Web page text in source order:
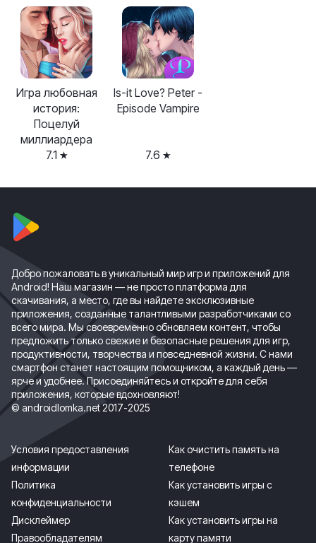
Игра любовная
история:
Поцелуй
миллиардера
7.1
Is-it Love? Peter -
Episode Vampire
7.6
Добро пожаловать в уникальный мир игр и приложений для
Android! Наш магазин — не просто платформа для
скачивания, а место, где вы найдете эксклюзивные
приложения, созданные талантливыми разработчиками со
всего мира. Мы своевременно обновляем контент, чтобы
предложить только свежие и безопасные решения для игр,
продуктивности, творчества и повседневной жизни. С нами
смартфон станет настоящим помощником, а каждый день —
ярче и удобнее. Присоединяйтесь и откройте для себя
приложения, которые вдохновляют!
© androidlomka.net 2017-2025
Условия предоставления
информации
Политика
конфиденциальности
Дисклеймер
Правообладателям
Как очистить память на
телефоне
Как установить игры с
кэшем
Как установить игры на
карту памяти